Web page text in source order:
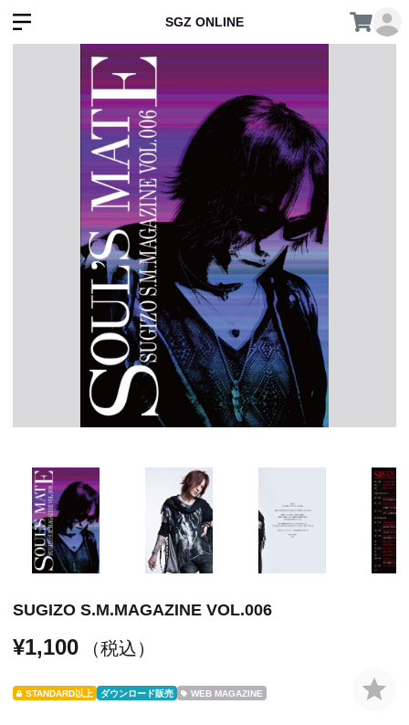
SGZ ONLINE
SUGIZO S.M.MAGAZINE VOL.006
¥1,100 （税込）
STANDARD以上 ダウンロード販売 WEB MAGAZINE